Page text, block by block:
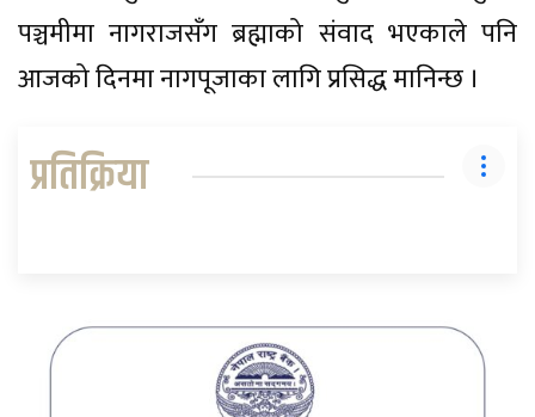
पञ्चमीमा नागराजसँग ब्रह्माको संवाद भएकाले पनि
आजको दिनमा नागपूजाका लागि प्रसिद्ध मानिन्छ ।
प्रतिक्रिया